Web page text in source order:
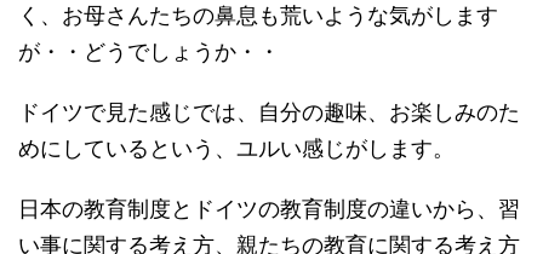
く、お母さんたちの鼻息も荒いような気がします
が・・どうでしょうか・・
ドイツで見た感じでは、自分の趣味、お楽しみのた
めにしているという、ユルい感じがします。
日本の教育制度とドイツの教育制度の違いから、習
い事に関する考え方、親たちの教育に関する考え方